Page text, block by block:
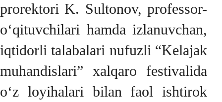
prorektori K. Sultonov, professor-
o‘qituvchilari hamda izlanuvchan,
iqtidorli talabalari nufuzli “Kelajak
muhandislari” xalqaro festivalida
o‘z loyihalari bilan faol ishtirok